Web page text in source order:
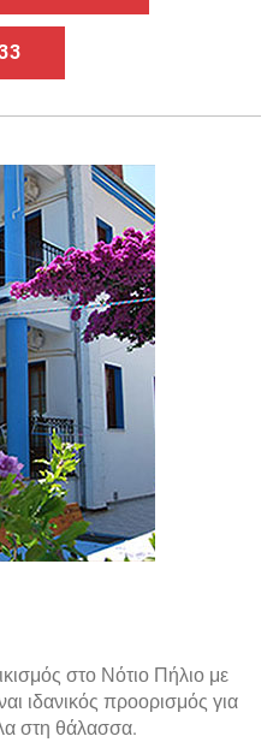
στο Νότιο Πήλιο με
ιδανικός προορισμός για
στη θάλασσα.